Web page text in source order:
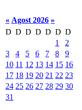
« Agost 2026 »
D D D D D D D
1
2
3
4 5 6 7 8
9
10 11 12 13 14 15 16
17 18 19 20 21 22 23
24 25 26 27 28 29 30
31